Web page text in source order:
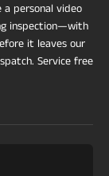
a personal video
inspection—with
it leaves our
Service free